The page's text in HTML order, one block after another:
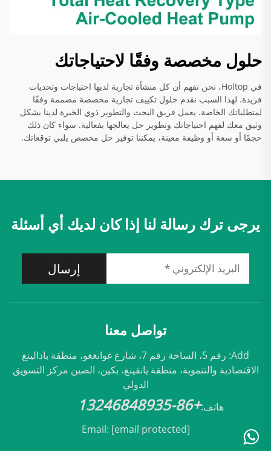
حلول مخصصة وفقًا لاحتياجاتك
في Holtop، نحن نفهم أن كل منشأة تجارية لديها احتياجات وتحديات
فريدة. لهذا السبب نقدم حلول تكييف تجارية مخصصة مصممة وفقًا
لمتطلباتك الخاصة. يعمل فريق البحث والتطوير ذوي الخبرة لدينا بشكل
وثيق معك لفهم احتياجاتك وتطوير حل يعالجها بفعالية. سواء كان ذلك
حجمًا أو سعة أو وظيفة معينة، يمكننا توفير حل مخصص يلبي توقعاتك.
يرجى ترك رسالة لنا إذا كان لديك أي أسئلة
إرسال
تواصل معنا
Add: رقم 5، الساحة رقم 7، شارع غوانغغو، منطقة بادالينغ
الاقتصادية والتنموية، منطقة يانقينغ، بكين، الصين مركز التسويق
الدولي
هاتف:+86-13246848935
Email: [email protected]